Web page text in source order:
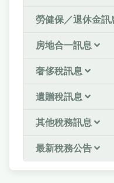
勞健保／退休金訊
房地合一訊息
奢侈稅訊息
遺贈稅訊息
其他稅務訊息
最新稅務公告